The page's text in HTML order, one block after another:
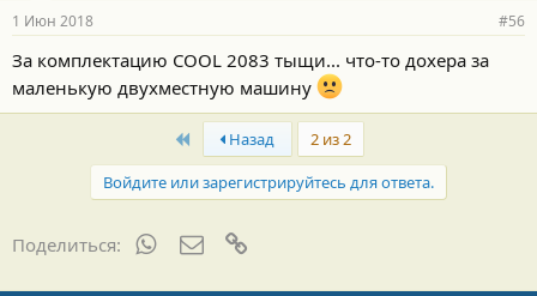
1 Июн 2018 #56
За комплектацию COOL 2083 тыщи... что-то дохера за
маленькую двухместную машину
First Назад
2 из 2
Войдите или зарегистрируйтесь для ответа.
Поделиться: WhatsAppЭлектронная почта